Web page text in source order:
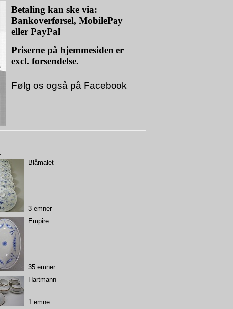
Betaling kan ske via:
Bankoverførsel, MobilePay
eller PayPal
Priserne på hjemmesiden er
excl. forsendelse.
Følg os også på Facebook
Blåmalet
3 emner
Empire
35 emner
Hartmann
1 emne